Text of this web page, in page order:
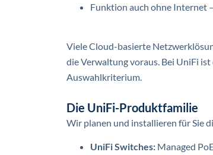
Funktion auch ohne Internet
Viele Cloud-basierte
die Verwaltung voraus. Bei UniFi
Auswahlkriterium.
Die UniFi-Produktfamilie
Wir planen und installieren für Sie
UniFi Switches: Managed